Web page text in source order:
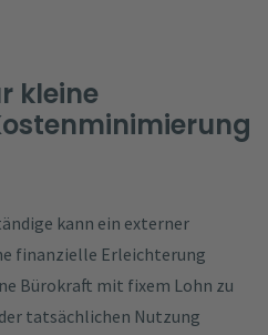
kleine
kann ein externer
finanzielle Erleichterung
Bürokraft mit fixem Lohn zu
tatsächlichen Nutzung